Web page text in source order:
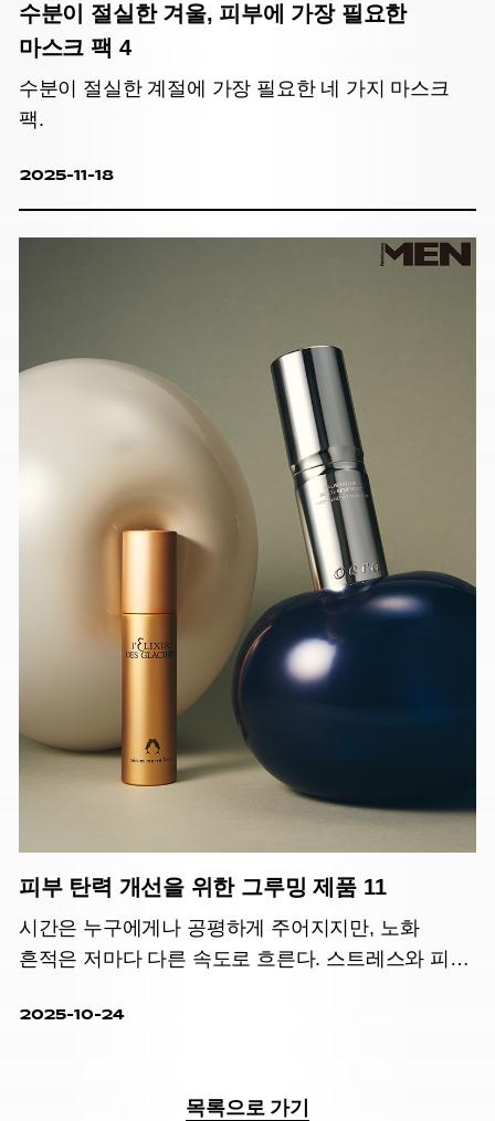
수분이 절실한 겨울, 피부에 가장 필요한
마스크 팩 4
수분이 절실한 계절에 가장 필요한 네 가지 마스크
팩.
2025-11-18
피부 탄력 개선을 위한 그루밍 제품 11
시간은 누구에게나 공평하게 주어지지만, 노화
흔적은 저마다 다른 속도로 흐른다. 스트레스와 피로
루틴.
2025-10-24
목록으로 가기